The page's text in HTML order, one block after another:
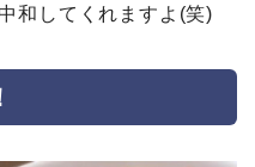
和してくれますよ(笑)